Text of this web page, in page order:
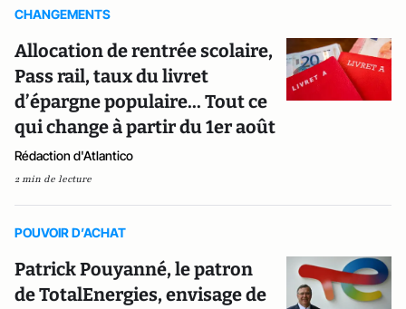
CHANGEMENTS
Allocation de rentrée scolaire,
Pass rail, taux du livret
d’épargne populaire... Tout ce
qui change à partir du 1er août
Rédaction d'Atlantico
2 min de lecture
POUVOIR D’ACHAT
Patrick Pouyanné, le patron
de TotalEnergies, envisage de